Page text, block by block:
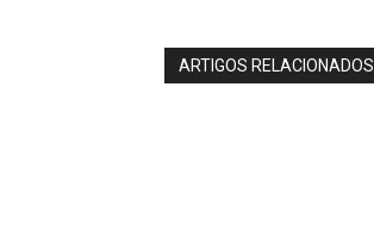
ARTIGOS RELACIONADOS